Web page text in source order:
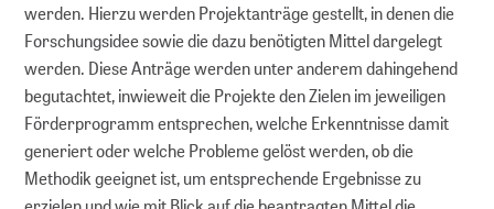
werden. Hierzu werden Projektanträge gestellt, in denen die
Forschungsidee sowie die dazu benötigten Mittel dargelegt
werden. Diese Anträge werden unter anderem dahingehend
begutachtet, inwieweit die Projekte den Zielen im jeweiligen
Förderprogramm entsprechen, welche Erkenntnisse damit
generiert oder welche Probleme gelöst werden, ob die
Methodik geeignet ist, um entsprechende Ergebnisse zu